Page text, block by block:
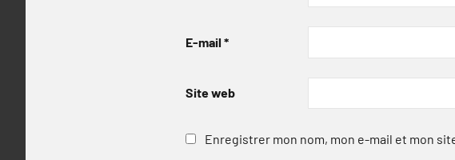
E-mail *
Site web
Enregistrer mon nom, mon e-mail et mon